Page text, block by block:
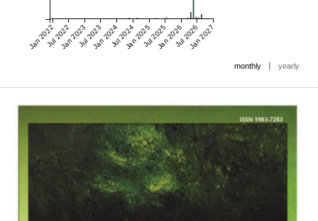
Jan 2022Jul 2022Jan 2023Jul 2023Jan 2024Jul 2024Jan 2025Jul 2025Jan 2026Jul 2026Jan 2027
monthly | yearly